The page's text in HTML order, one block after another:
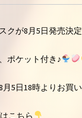
クが8月5日発売決
ポケット付き♪
5日18時よりお買
こちら